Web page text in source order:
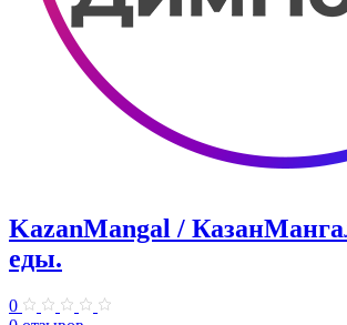
KazanMangal /
еды.
0